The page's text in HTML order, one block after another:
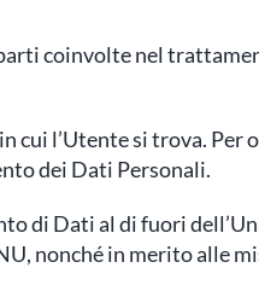
coinvolte nel
cui l’Utente si trova.
dei Dati Personali.
Dati al di fuori
nonché in merito alle